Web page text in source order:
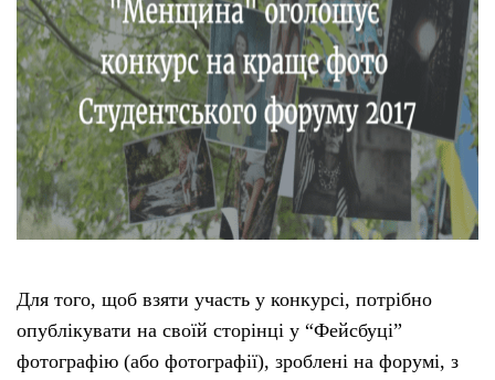
Для того, щоб взяти участь у конкурсі, потрібно
опублікувати на своїй сторінці у “Фейсбуці”
фотографію (або фотографії), зроблені на форумі, з